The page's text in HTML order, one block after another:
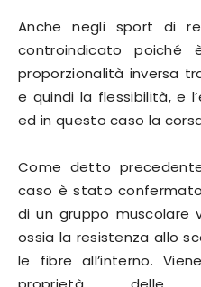
Anche negli sport di
controindicato
proporzionalità inversa
e quindi la flessibilità, e
ed in questo caso la
Come detto
caso è stato
di un gruppo muscolare
ossia la resistenza allo
le fibre all’interno.